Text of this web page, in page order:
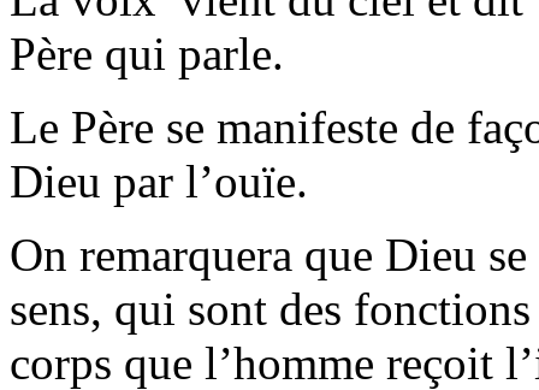
Père qui parle.
Le Père se manifeste de
Dieu par l’ouïe.
On remarquera que Dieu
sens, qui sont des
corps que l’homme reçoit